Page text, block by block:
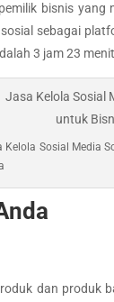
bisnis
sebagai
3 jam 23
Kelola Sosial Media
dan